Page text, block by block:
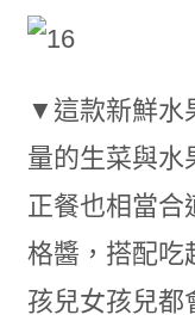
▼這款新鮮水
量的生菜與水
正餐也相當合
格醬，搭配吃
孩兒女孩兒都